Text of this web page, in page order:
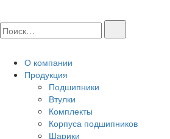
О компании
Продукция
Подшипники
Втулки
Комплекты
Корпуса подшипников
Шарики